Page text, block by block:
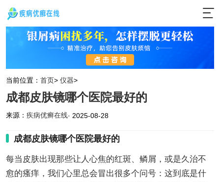
当前位置： 首页> 仪器>
成都皮肤镜哪个医院最好的
来源： 疾病优癣在线· 2025-08-28
成都皮肤镜哪个医院最好的
每当皮肤出现那些让人心焦的红斑、鳞屑，或是久治不
愈的瘙痒，我们心里总会冒出很多个问号：这到底是什